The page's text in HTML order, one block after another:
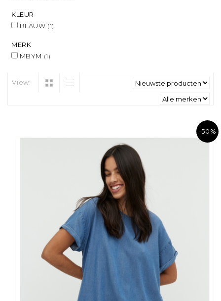
KLEUR
BLAUW (1)
MERK
MBYM (1)
View:
-50%